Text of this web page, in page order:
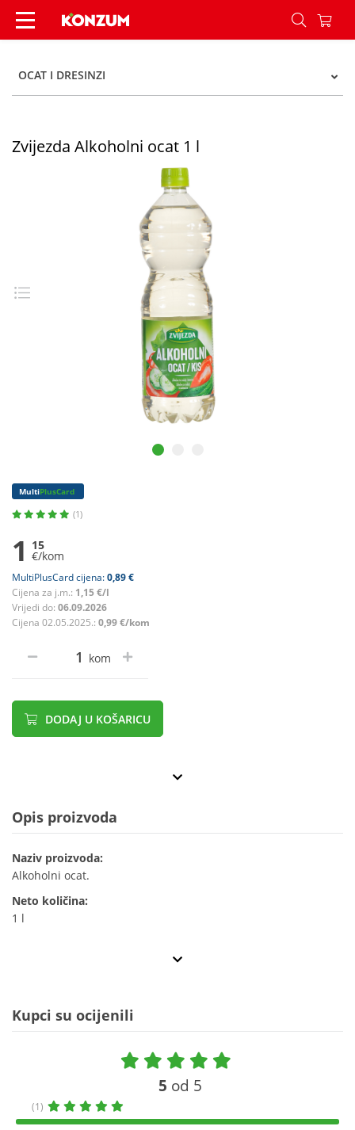
Zvijezda Alkoholni ocat 1 l - Konzum
OCAT I DRESINZI
Zvijezda Alkoholni ocat 1 l
MultiPlusCard
(1)
1 15
€/kom
MultiPlusCard cijena:0,89 €
Cijena za j.m.: 1,15 €/l
Vrijedi do: 06.09.2026
Cijena 02.05.2025.: 0,99 €/kom
kom
DODAJ U KOŠARICU
Opis proizvoda
Naziv proizvoda:
Alkoholni ocat.
Neto količina:
1 l
Kupci su ocijenili
5 od 5
(1)